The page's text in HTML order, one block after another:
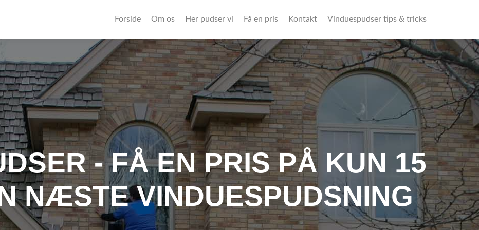
Forside Om os Her pudser vi Få en pris Kontakt Vinduespudser tips & tricks
- FÅ EN PRIS PÅ KUN 15
NÆSTE VINDUESPUDSNING